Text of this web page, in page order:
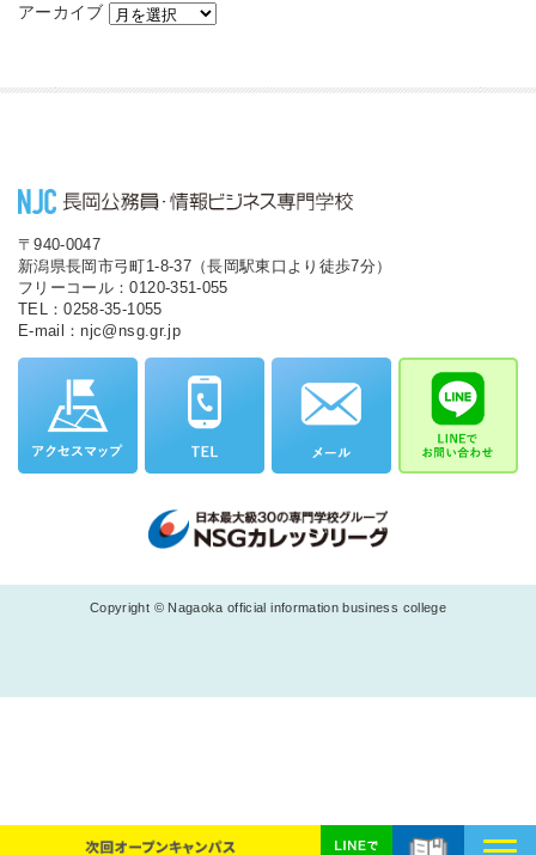
アーカイブ
〒940-0047
新潟県長岡市弓町1-8-37（長岡駅東口より徒歩7分）
フリーコール：0120-351-055
TEL：0258-35-1055
E-mail：njc@nsg.gr.jp
Copyright © Nagaoka official information business college